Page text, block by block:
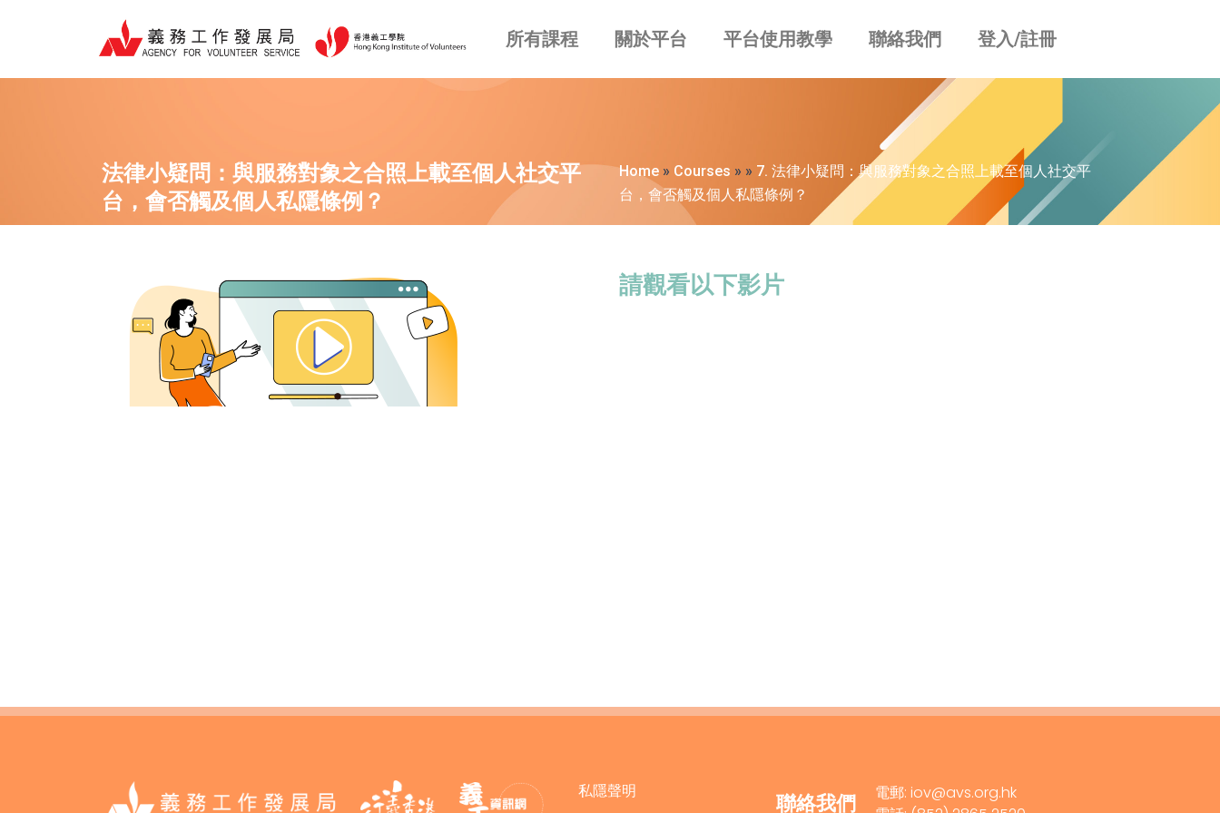
要
所有課程 關於平台 平台使用教學 聯絡我們 登入/註冊
法律小疑問：與服務對象之合照上載至個人社交平
台，會否觸及個人私隱條例？
Home » Courses » » 7. 法律小疑問：與服務對象之合照上載至個人社交平
台，會否觸及個人私隱條例？
請觀看以下影片
私隱聲明 聯絡我們
電郵: iov@avs.org.hk